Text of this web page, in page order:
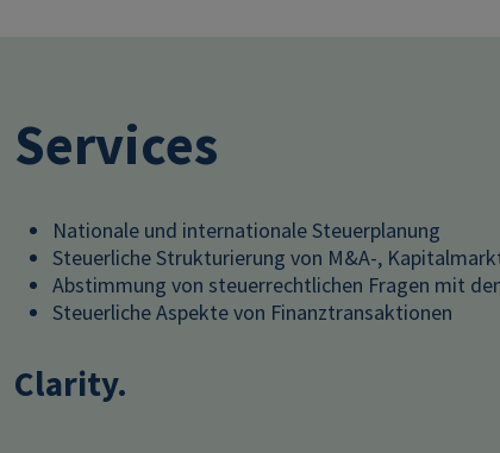
Services
Nationale und internationale Steuerplanung
Steuerliche Strukturierung von M&A-,
Abstimmung von steuerrechtlichen Fragen mit
Steuerliche Aspekte von Finanztransaktionen
Clarity.